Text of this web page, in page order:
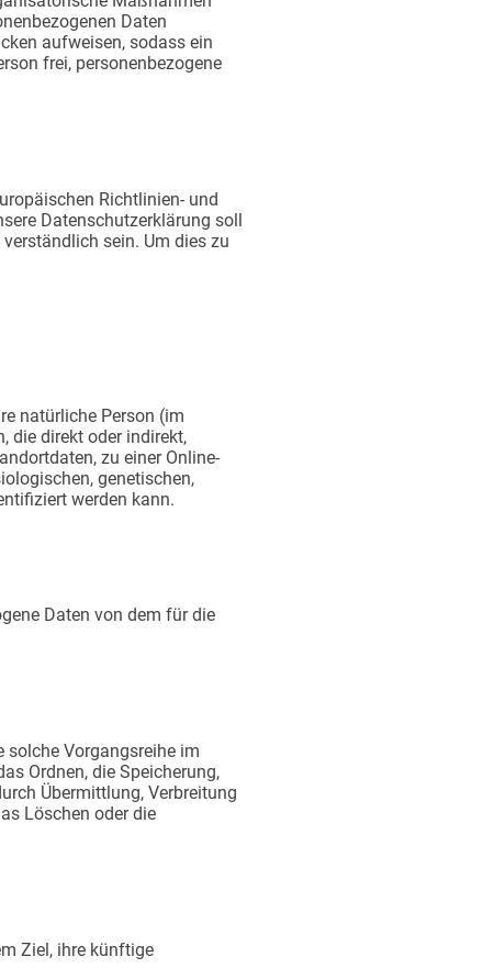
Daten
aufweisen, sodass ein
frei, personenbezogene
Richtlinien- und
Datenschutzerklärung soll
sein. Um dies zu
natürliche Person (im
die direkt oder indirekt,
zu einer Online-
genetischen,
werden kann.
Daten von dem für die
solche Vorgangsreihe im
Ordnen, die Speicherung,
Übermittlung, Verbreitung
Löschen oder die
Ziel, ihre künftige